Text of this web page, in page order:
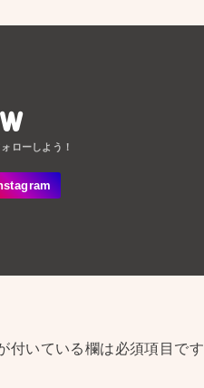
付いている欄は必須項目です